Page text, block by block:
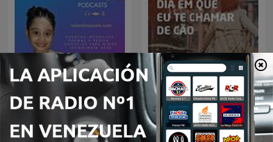
Valentina Zoe Adriana De Oliveira